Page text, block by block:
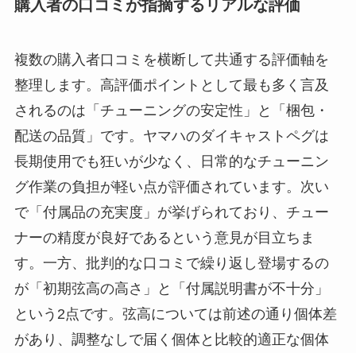
購入者の口コミが指摘するリアルな評価
複数の購入者口コミを横断して共通する評価軸を
整理します。高評価ポイントとして最も多く言及
されるのは「チューニングの安定性」と「梱包・
配送の品質」です。ヤマハのダイキャストペグは
長期使用でも狂いが少なく、日常的なチューニン
グ作業の負担が軽い点が評価されています。次い
で「付属品の充実度」が挙げられており、チュー
ナーの精度が良好であるという意見が目立ちま
す。一方、批判的な口コミで繰り返し登場するの
が「初期弦高の高さ」と「付属説明書が不十分」
という2点です。弦高については前述の通り個体差
があり、調整なしで届く個体と比較的適正な個体